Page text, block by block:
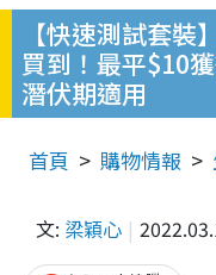
【快速測試套
買到！最平$10
潛伏期適用
首頁 購物情報
文: 梁穎心